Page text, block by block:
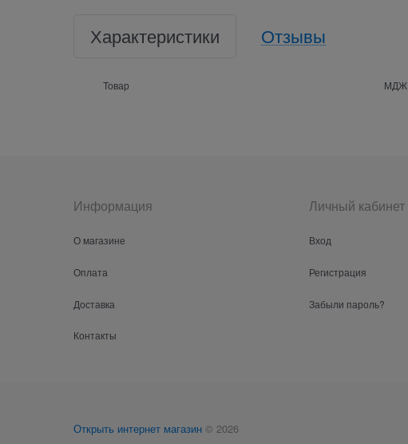
Характеристики Отзывы
Товар МДЖ
Информация
О магазине
Оплата
Доставка
Контакты
Личный кабинет
Вход
Регистрация
Забыли пароль?
Открыть интернет магазин © 2026